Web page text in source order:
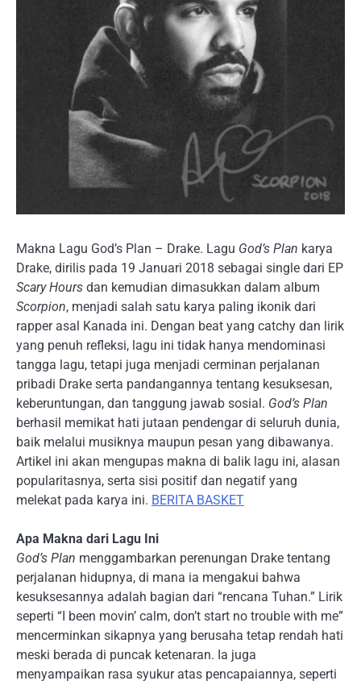
Makna Lagu God’s Plan – Drake. Lagu God’s Plan karya
Drake, dirilis pada 19 Januari 2018 sebagai single dari EP
Scary Hours dan kemudian dimasukkan dalam album
Scorpion, menjadi salah satu karya paling ikonik dari
rapper asal Kanada ini. Dengan beat yang catchy dan lirik
yang penuh refleksi, lagu ini tidak hanya mendominasi
tangga lagu, tetapi juga menjadi cerminan perjalanan
pribadi Drake serta pandangannya tentang kesuksesan,
keberuntungan, dan tanggung jawab sosial. God’s Plan
berhasil memikat hati jutaan pendengar di seluruh dunia,
baik melalui musiknya maupun pesan yang dibawanya.
Artikel ini akan mengupas makna di balik lagu ini, alasan
popularitasnya, serta sisi positif dan negatif yang
melekat pada karya ini. BERITA BASKET
Apa Makna dari Lagu Ini
God’s Plan menggambarkan perenungan Drake tentang
perjalanan hidupnya, di mana ia mengakui bahwa
kesuksesannya adalah bagian dari “rencana Tuhan.” Lirik
seperti “I been movin’ calm, don’t start no trouble with me”
mencerminkan sikapnya yang berusaha tetap rendah hati
meski berada di puncak ketenaran. Ia juga
menyampaikan rasa syukur atas pencapaiannya, seperti